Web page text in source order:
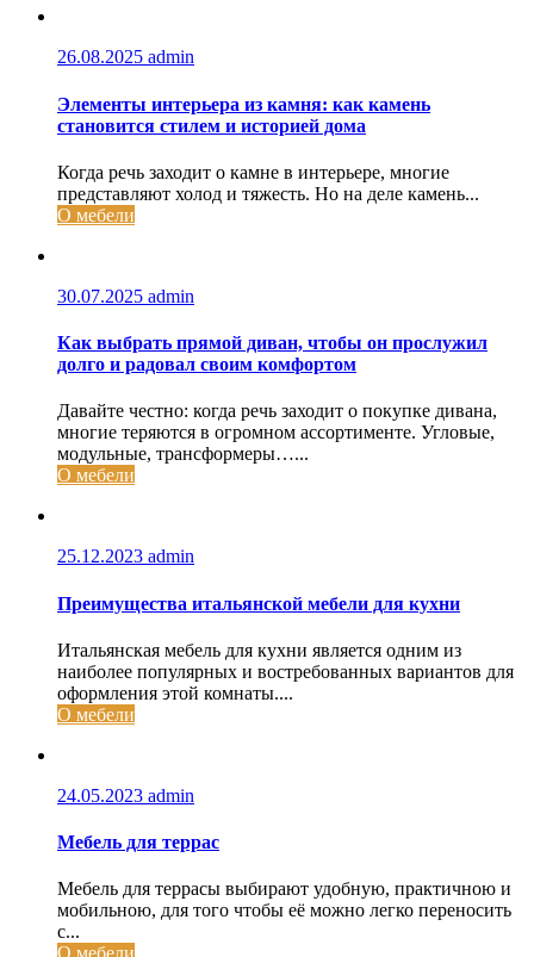
26.08.2025 admin
Элементы интерьера из камня: как камень
становится стилем и историей дома
Когда речь заходит о камне в интерьере, многие
представляют холод и тяжесть. Но на деле камень...
О мебели
30.07.2025 admin
Как выбрать прямой диван, чтобы он прослужил
долго и радовал своим комфортом
Давайте честно: когда речь заходит о покупке дивана,
многие теряются в огромном ассортименте. Угловые,
модульные, трансформеры…...
О мебели
25.12.2023 admin
Преимущества итальянской мебели для кухни
Итальянская мебель для кухни является одним из
наиболее популярных и востребованных вариантов для
оформления этой комнаты....
О мебели
24.05.2023 admin
Мебель для террас
Мебель для террасы выбирают удобную, практичною и
мобильною, для того чтобы её можно легко переносить
с...